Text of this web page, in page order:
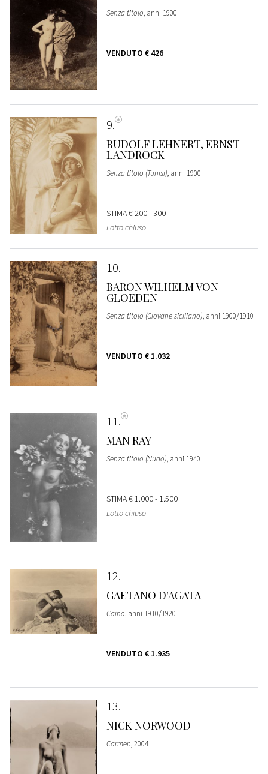
Senza titolo, anni 1900
VENDUTO € 426
9
RUDOLF LEHNERT, ERNST
LANDROCK
Senza titolo (Tunisi), anni 1900
STIMA€ 200 - 300
Lotto chiuso
10
BARON WILHELM VON
GLOEDEN
Senza titolo (Giovane siciliano), anni 1900/1910
VENDUTO € 1.032
11
MAN RAY
Senza titolo (Nudo), anni 1940
STIMA€ 1.000 - 1.500
Lotto chiuso
12
GAETANO D'AGATA
Caino, anni 1910/1920
VENDUTO € 1.935
13
NICK NORWOOD
Carmen, 2004